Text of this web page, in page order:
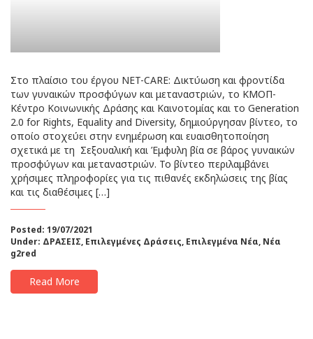
Στο πλαίσιο του έργου NET-CARE: Δικτύωση και φροντίδα
των γυναικών προσφύγων και μεταναστριών, το ΚΜΟΠ-
Κέντρο Κοινωνικής Δράσης και Καινοτομίας και το Generation
2.0 for Rights, Equality and Diversity, δημιούργησαν βίντεο, το
οποίο στοχεύει στην ενημέρωση και ευαισθητοποίηση
σχετικά με τη Σεξουαλική και Έμφυλη βία σε βάρος γυναικών
προσφύγων και μεταναστριών. Το βίντεο περιλαμβάνει
χρήσιμες πληροφορίες για τις πιθανές εκδηλώσεις της βίας
και τις διαθέσιμες […]
Posted: 19/07/2021
Under: ΔΡΑΣΕΙΣ, Επιλεγμένες Δράσεις, Επιλεγμένα Νέα, Νέα
g2red
Read More